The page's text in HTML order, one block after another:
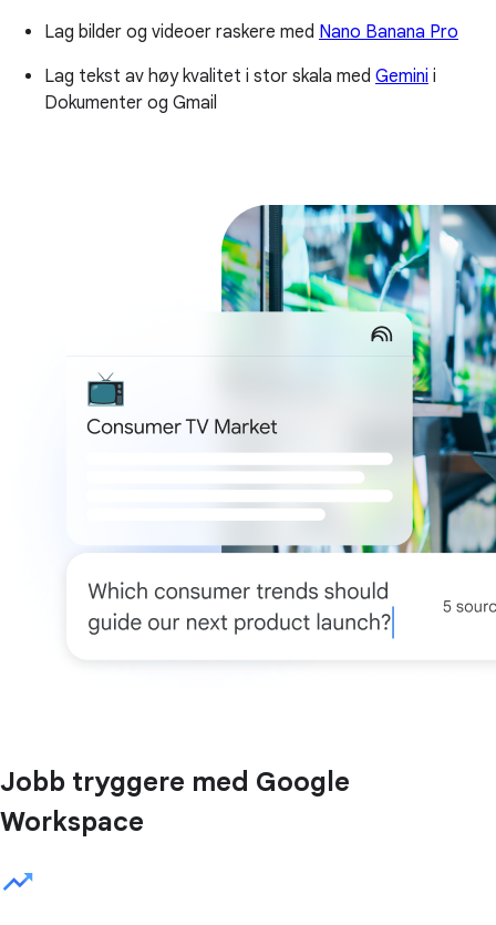
Lag bilder og videoer raskere med Nano Banana Pro
Lag tekst av høy kvalitet i stor skala med Gemini i
Dokumenter og Gmail
Jobb tryggere med Google
Workspace